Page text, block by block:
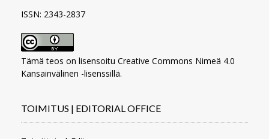
ISSN: 2343-2837
Tämä teos on lisensoitu Creative Commons Nimeä 4.0
Kansainvälinen -lisenssillä.
TOIMITUS | EDITORIAL OFFICE